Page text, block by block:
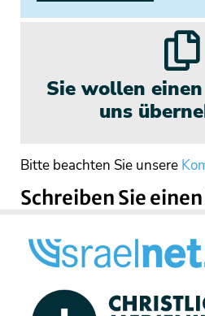
Sie wollen
uns
Bitte beachten Sie unsere
Schreiben Sie